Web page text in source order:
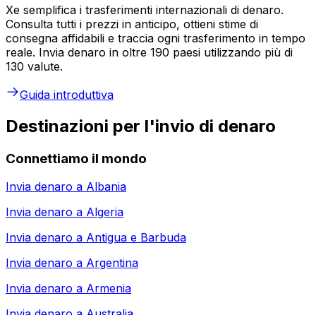
Xe semplifica i trasferimenti internazionali di denaro.
Consulta tutti i prezzi in anticipo, ottieni stime di
consegna affidabili e traccia ogni trasferimento in tempo
reale. Invia denaro in oltre 190 paesi utilizzando più di
130 valute.
Guida introduttiva
Destinazioni per l'invio di denaro
Connettiamo il mondo
Invia denaro a Albania
Invia denaro a Algeria
Invia denaro a Antigua e Barbuda
Invia denaro a Argentina
Invia denaro a Armenia